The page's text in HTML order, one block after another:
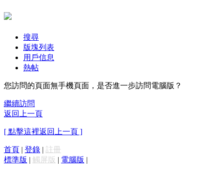
搜尋
版塊列表
用戶信息
熱帖
您訪問的頁面無手機頁面，是否進一步訪問電腦版？
繼續訪問
返回上一頁
[ 點擊這裡返回上一頁 ]
首頁 | 登錄 | 註冊
標準版 | 觸屏版 | 電腦版 |